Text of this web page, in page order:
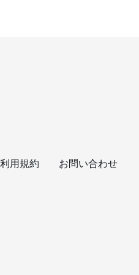
利用規約 お問い合わせ